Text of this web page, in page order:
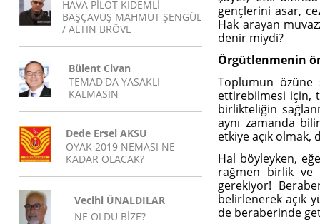
HAVA PİLOT KIDEMLİ
BAŞÇAVUŞ MAHMUT ŞENGÜL
/ ALTIN BRÖVE
Bülent Civan
TEMAD'DA YASAKLI
KALMASIN
Dede Ersel AKSU
OYAK 2019 NEMASI NE
KADAR OLACAK?
Vecihi ÜNALDILAR
NE OLDU BİZE?
gençlerini asar,
Hak arayan
denir miydi?
Örgütlenmenin
Toplumun özüne
ettirebilmesi için,
birlikteliğin
aynı zamanda
etkiye açık olmak,
Hal böyleyken,
rağmen birlik ve
gerekiyor!
belirlenerek açık
de beraberinde